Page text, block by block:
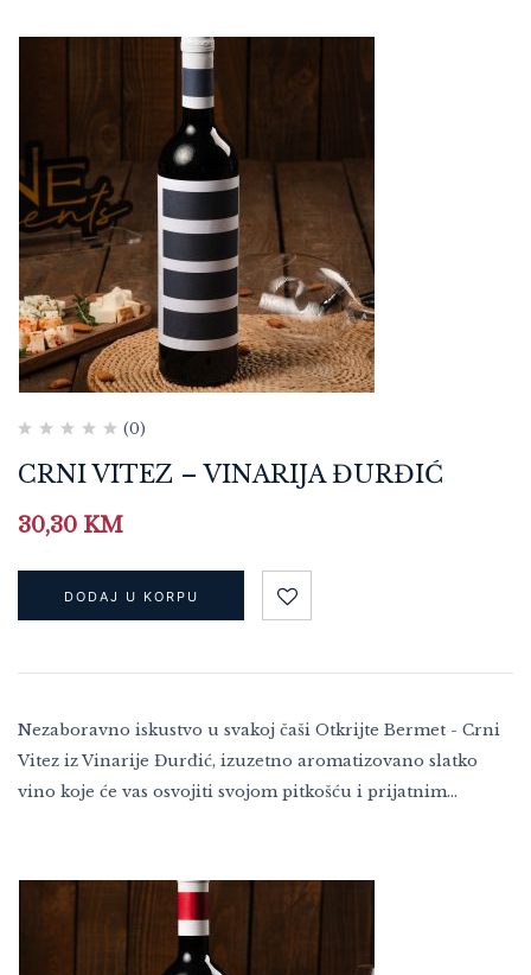
(0)
CRNI VITEZ – VINARIJA ĐURĐIĆ
30,30 KM
DODAJ U KORPU
Nezaboravno iskustvo u svakoj čaši Otkrijte Bermet - Crni
Vitez iz Vinarije Đurđić, izuzetno aromatizovano slatko
vino koje će vas osvojiti svojom pitkošću i prijatnim…